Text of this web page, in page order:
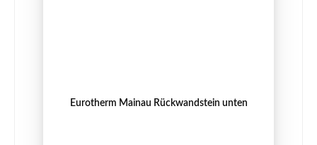
Eurotherm Mainau Rückwandstein unten